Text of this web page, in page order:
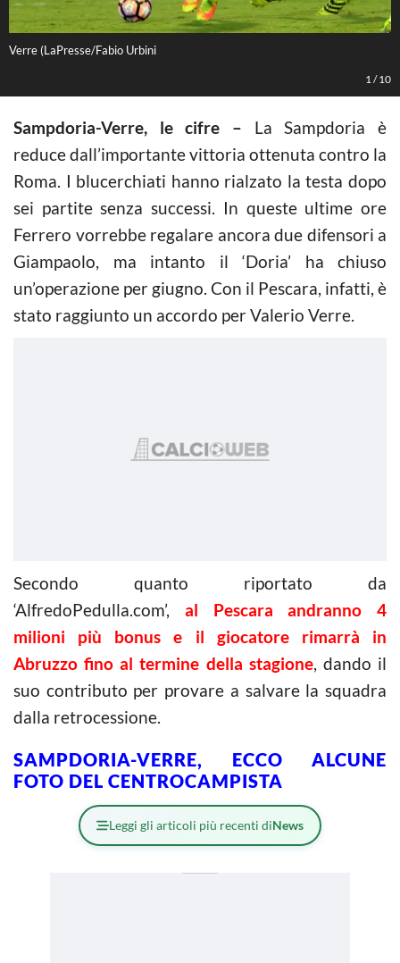
Verre (LaPresse/Fabio Urbini
1 /10
Sampdoria-Verre, le cifre – La Sampdoria è
reduce dall’importante vittoria ottenuta contro la
Roma. I blucerchiati hanno rialzato la testa dopo
sei partite senza successi. In queste ultime ore
Ferrero vorrebbe regalare ancora due difensori a
Giampaolo, ma intanto il ‘Doria’ ha chiuso
un’operazione per giugno. Con il Pescara, infatti, è
stato raggiunto un accordo per Valerio Verre.
Secondo quanto riportato da
‘AlfredoPedulla.com’, al Pescara andranno 4
milioni più bonus e il giocatore rimarrà in
Abruzzo fino al termine della stagione, dando il
suo contributo per provare a salvare la squadra
dalla retrocessione.
SAMPDORIA-VERRE, ECCO ALCUNE
FOTO DEL CENTROCAMPISTA
Leggi gli articoli più recenti diNews